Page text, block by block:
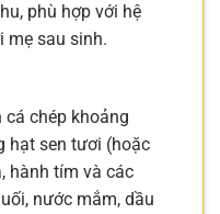
phù hợp với hệ
mẹ sau sinh.
chép khoảng
hạt sen tươi (hoặc
hành tím và các
nước mắm, dầu